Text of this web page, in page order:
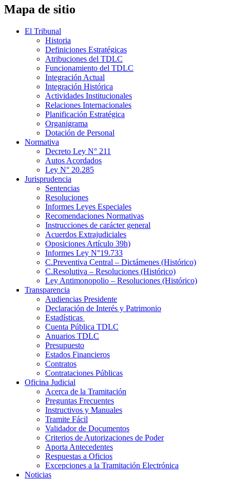
Mapa de sitio
El Tribunal
Historia
Definiciones Estratégicas
Atribuciones del TDLC
Funcionamiento del TDLC
Integración Actual
Integración Histórica
Actividades Institucionales
Relaciones Internacionales
Planificación Estratégica
Organigrama
Dotación de Personal
Normativa
Decreto Ley N° 211
Autos Acordados
Ley N° 20.285
Jurisprudencia
Sentencias
Resoluciones
Informes Leyes Especiales
Recomendaciones Normativas
Instrucciones de carácter general
Acuerdos Extrajudiciales
Oposiciones Artículo 39h)
Informes Ley N°19.733
C.Preventiva Central – Dictámenes (Histórico)
C.Resolutiva – Resoluciones (Histórico)
Ley Antimonopolio – Resoluciones (Histórico)
Transparencia
Audiencias Presidente
Declaración de Interés y Patrimonio
Estadísticas
Cuenta Pública TDLC
Anuarios TDLC
Presupuesto
Estados Financieros
Contratos
Contrataciones Públicas
Oficina Judicial
Acerca de la Tramitación
Preguntas Frecuentes
Instructivos y Manuales
Tramite Fácil
Validador de Documentos
Criterios de Autorizaciones de Poder
Aporta Antecedentes
Respuestas a Oficios
Excepciones a la Tramitación Electrónica
Noticias